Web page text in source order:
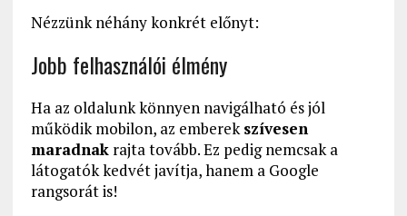
Nézzünk néhány konkrét előnyt:
Jobb felhasználói élmény
Ha az oldalunk könnyen navigálható és jól
működik mobilon, az emberekszívesen
maradnakrajta tovább. Ez pedig nemcsak a
látogatók kedvét javítja, hanem a Google
rangsorát is!